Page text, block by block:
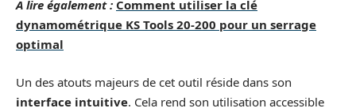
A lire également : Comment utiliser la clé
dynamométrique KS Tools 20-200 pour un serrage
optimal
Un des atouts majeurs de cet outil réside dans son
interface intuitive. Cela rend son utilisation accessible